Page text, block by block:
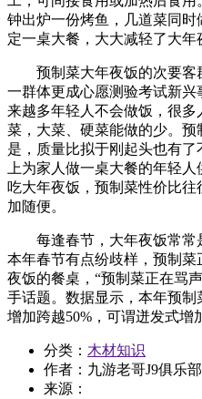
钟出炉一份烤鱼，几道菜同
定一桌大餐，大大减轻了大年
预制菜大年夜饭的次要客群
一群体更成心愿测验考试新
来越多年轻人不会做饭，很
菜，大菜、硬菜能做的少。
是，质量比拟于刚起头也有
上为家人做一桌大餐的年轻
吃大年夜饭，预制菜性价比
加随便。
每逢春节，大年夜饭常常
本年春节有点纷歧样，预制
夜饭的餐桌，“预制菜正在骂
手话题。数据显示，本年预制
增加跨越50%，可谓迸发式增
分类： 木材知识
作者：九游老哥J9俱乐
来源：